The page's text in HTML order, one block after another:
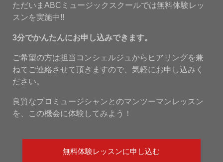
ただいまABCミュージックスクールでは無料体験レッ
スンを実施中!!
3分でかんたんにお申し込みできます。
ご希望の方は担当コンシェルジュからヒアリングを兼
ねてご連絡させて頂きますので、気軽にお申し込みく
ださい。
良質なプロミュージシャンとのマンツーマンレッスン
を、この機会に体験してみよう！
無料体験レッスンに申し込む